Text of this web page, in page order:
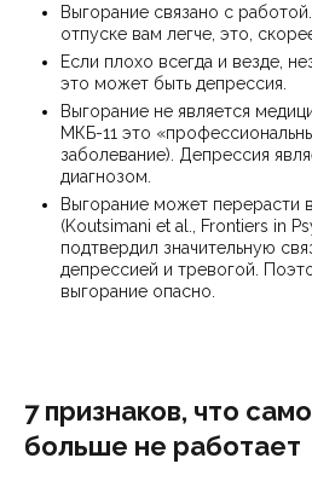
Выгорание связано с
отпуске вам легче, это,
Если плохо всегда и везде,
это может быть депрессия.
Выгорание не является
МКБ-11 это
заболевание). Депрессия
диагнозом.
Выгорание может перерасти
(Koutsimani et al., Frontiers in
подтвердил значительную
депрессией и тревогой.
выгорание опасно.
7 признаков, что
больше не работает